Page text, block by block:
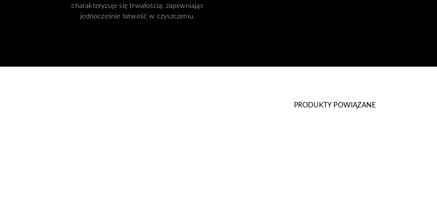
charakteryzuje się trwałością, zapewniając
jednocześnie łatwość w czyszczeniu.
PRODUKTY POWIĄZANE